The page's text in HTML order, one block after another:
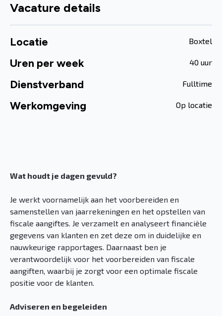
Vacature details
Locatie Boxtel
Uren per week 40 uur
Dienstverband Fulltime
Werkomgeving Op locatie
Wat houdt je dagen gevuld?
Je werkt voornamelijk aan het voorbereiden en
samenstellen van jaarrekeningen en het opstellen van
fiscale aangiftes. Je verzamelt en analyseert financiële
gegevens van klanten en zet deze om in duidelijke en
nauwkeurige rapportages. Daarnaast ben je
verantwoordelijk voor het voorbereiden van fiscale
aangiften, waarbij je zorgt voor een optimale fiscale
positie voor de klanten.
Adviseren en begeleiden